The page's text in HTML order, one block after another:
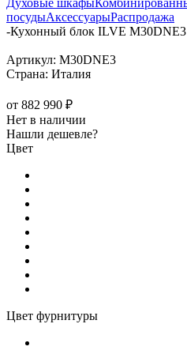
посудыАксессуарыРаспродажа
-Кухонный блок ILVE M30DNE3
Артикул: M30DNE3
Страна: Италия
от 882 990 ₽
Нет в наличии
Нашли дешевле?
Цвет
Цвет фурнитуры